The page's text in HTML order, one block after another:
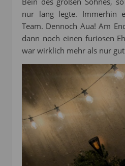
nur lang legte. Immerhin
Team. Dennoch Aua! Am
dann noch einen furiosen
war wirklich mehr als nur